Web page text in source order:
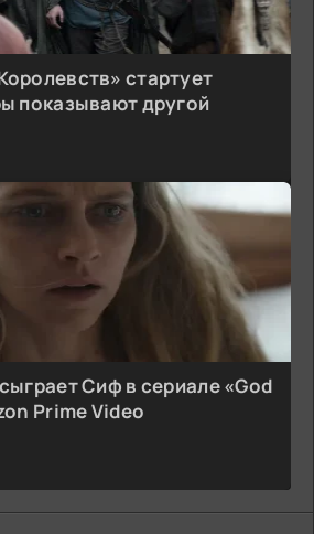
стартует
показывают другой
Сиф в сериале «God
Prime Video